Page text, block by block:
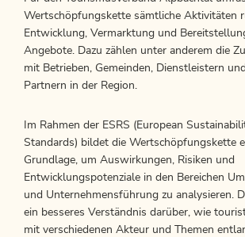
Wertschöpfungskette sämtliche Aktivitäten
Entwicklung, Vermarktung und
Angebote. Dazu zählen unter anderem die
mit Betrieben, Gemeinden, Dienstleistern
Partnern in der Region.
Im Rahmen der ESRS (European
Standards) bildet die Wertschöpfungskette
Grundlage, um Auswirkungen, Risiken und
Entwicklungspotenziale in den Bereichen
und Unternehmensführung zu analysieren.
ein besseres Verständnis darüber, wie
mit verschiedenen Akteur und Themen